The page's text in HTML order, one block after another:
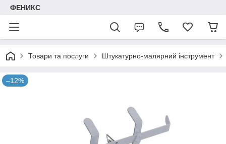
ФЕНИКС
Товари та послуги Штукатурно-малярний інструмент
–12%